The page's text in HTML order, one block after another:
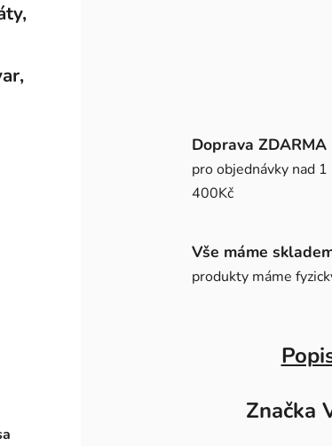
Doprava ZDARMA
pro objednávky nad 1
400Kč
Vše máme
produkty máme
Značka